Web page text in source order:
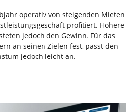
operativ von steigenden Mieten
profitiert. Höhere
jedoch den Gewinn. Für das
an seinen Zielen fest, passt den
jedoch leicht an.